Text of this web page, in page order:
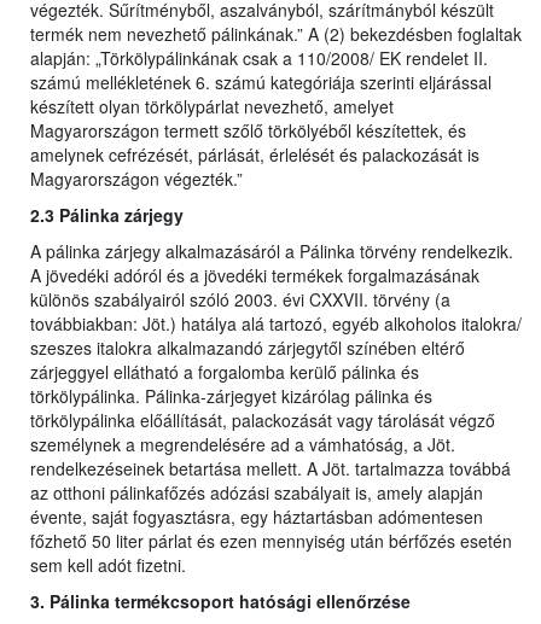
végezték. Sűrítményből, aszalványból, szárítmányból készült
termék nem nevezhető pálinkának.” A (2) bekezdésben foglaltak
alapján: „Törkölypálinkának csak a 110/2008/ EK rendelet II.
számú mellékletének 6. számú kategóriája szerinti eljárással
készített olyan törkölypárlat nevezhető, amelyet
Magyarországon termett szőlő törkölyéből készítettek, és
amelynek cefrézését, párlását, érlelését és palackozását is
Magyarországon végezték.”
2.3 Pálinka zárjegy
A pálinka zárjegy alkalmazásáról a Pálinka törvény rendelkezik.
A jövedéki adóról és a jövedéki termékek forgalmazásának
különös szabályairól szóló 2003. évi CXXVII. törvény (a
továbbiakban: Jöt.) hatálya alá tartozó, egyéb alkoholos italokra/
szeszes italokra alkalmazandó zárjegytől színében eltérő
zárjeggyel ellátható a forgalomba kerülő pálinka és
törkölypálinka. Pálinka-zárjegyet kizárólag pálinka és
törkölypálinka előállítását, palackozását vagy tárolását végző
személynek a megrendelésére ad a vámhatóság, a Jöt.
rendelkezéseinek betartása mellett. A Jöt. tartalmazza továbbá
az otthoni pálinkafőzés adózási szabályait is, amely alapján
évente, saját fogyasztásra, egy háztartásban adómentesen
főzhető 50 liter párlat és ezen mennyiség után bérfőzés esetén
sem kell adót fizetni.
3. Pálinka termékcsoport hatósági ellenőrzése